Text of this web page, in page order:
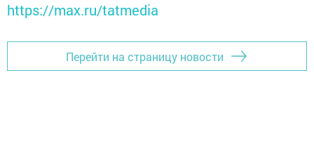
https://max.ru/tatmedia
Перейти на страницу новости